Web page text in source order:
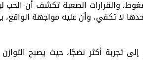
والقرارات الصعبة تكشف أن
لا تكفي، وأن عليه مواجهة الواقع،
أكثر نضجًا، حيث يصبح التوازن